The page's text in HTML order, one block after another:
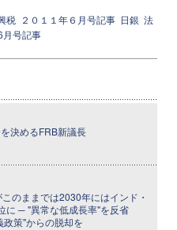
税 ２０１１年６月号記事 日銀 法
号記事
決めるFRB新議長
のままでは2030年にはインド・
に ─ "異常な低成長率"を反省
政策"からの脱却を